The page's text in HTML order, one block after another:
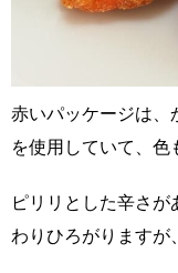
赤いパッケージは、
を使用していて、色
ピリリとした辛さ
わりひろがりますが